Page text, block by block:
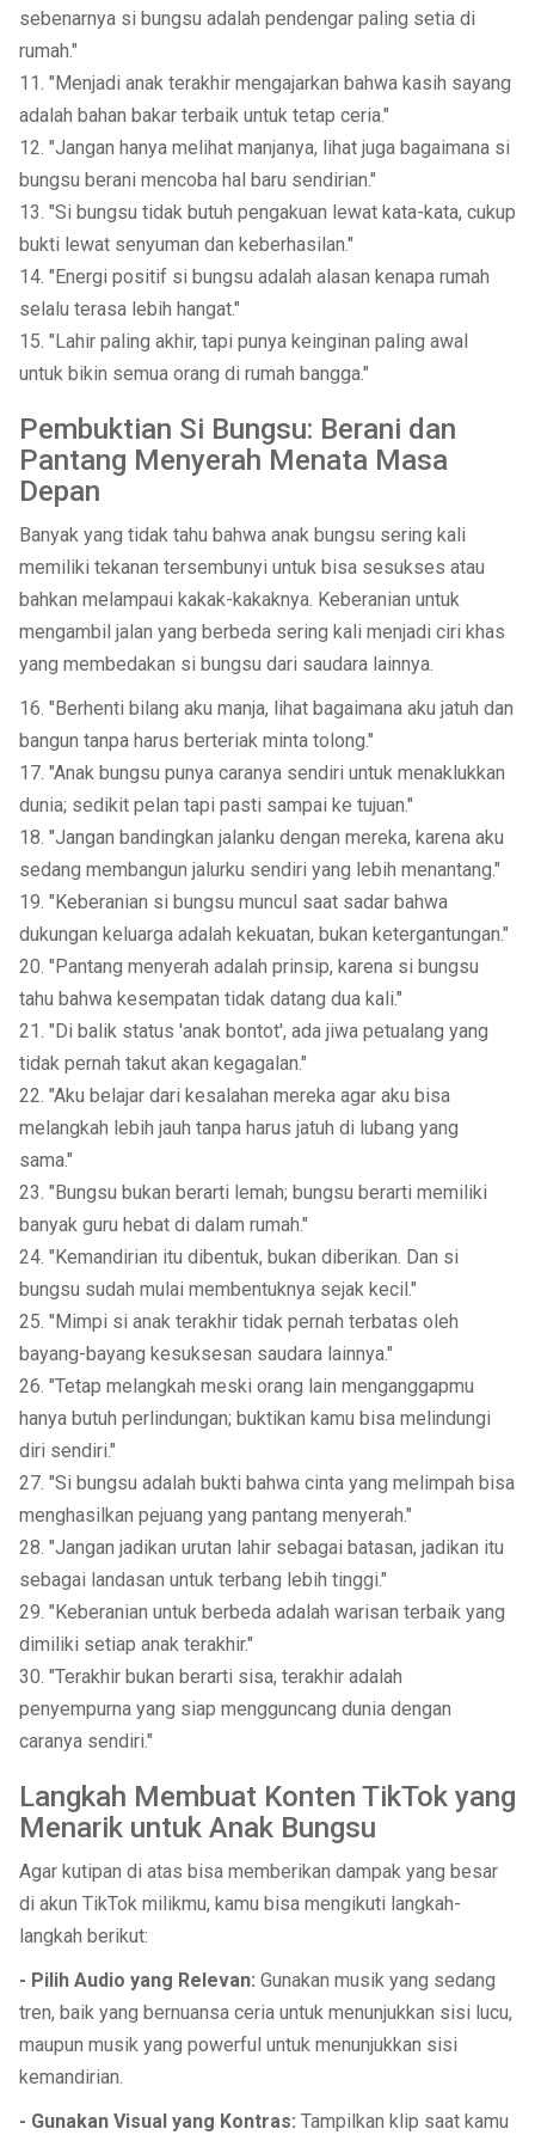
sebenarnya si bungsu adalah pendengar paling setia di
rumah."
11. "Menjadi anak terakhir mengajarkan bahwa kasih sayang
adalah bahan bakar terbaik untuk tetap ceria."
12. "Jangan hanya melihat manjanya, lihat juga bagaimana si
bungsu berani mencoba hal baru sendirian."
13. "Si bungsu tidak butuh pengakuan lewat kata-kata, cukup
bukti lewat senyuman dan keberhasilan."
14. "Energi positif si bungsu adalah alasan kenapa rumah
selalu terasa lebih hangat."
15. "Lahir paling akhir, tapi punya keinginan paling awal
untuk bikin semua orang di rumah bangga."
Pembuktian Si Bungsu: Berani dan
Pantang Menyerah Menata Masa
Depan
Banyak yang tidak tahu bahwa anak bungsu sering kali
memiliki tekanan tersembunyi untuk bisa sesukses atau
bahkan melampaui kakak-kakaknya. Keberanian untuk
mengambil jalan yang berbeda sering kali menjadi ciri khas
yang membedakan si bungsu dari saudara lainnya.
16. "Berhenti bilang aku manja, lihat bagaimana aku jatuh dan
bangun tanpa harus berteriak minta tolong."
17. "Anak bungsu punya caranya sendiri untuk menaklukkan
dunia; sedikit pelan tapi pasti sampai ke tujuan."
18. "Jangan bandingkan jalanku dengan mereka, karena aku
sedang membangun jalurku sendiri yang lebih menantang."
19. "Keberanian si bungsu muncul saat sadar bahwa
dukungan keluarga adalah kekuatan, bukan ketergantungan."
20. "Pantang menyerah adalah prinsip, karena si bungsu
tahu bahwa kesempatan tidak datang dua kali."
21. "Di balik status 'anak bontot', ada jiwa petualang yang
tidak pernah takut akan kegagalan."
22. "Aku belajar dari kesalahan mereka agar aku bisa
melangkah lebih jauh tanpa harus jatuh di lubang yang
sama."
23. "Bungsu bukan berarti lemah; bungsu berarti memiliki
banyak guru hebat di dalam rumah."
24. "Kemandirian itu dibentuk, bukan diberikan. Dan si
bungsu sudah mulai membentuknya sejak kecil."
25. "Mimpi si anak terakhir tidak pernah terbatas oleh
bayang-bayang kesuksesan saudara lainnya."
26. "Tetap melangkah meski orang lain menganggapmu
hanya butuh perlindungan; buktikan kamu bisa melindungi
diri sendiri."
27. "Si bungsu adalah bukti bahwa cinta yang melimpah bisa
menghasilkan pejuang yang pantang menyerah."
28. "Jangan jadikan urutan lahir sebagai batasan, jadikan itu
sebagai landasan untuk terbang lebih tinggi."
29. "Keberanian untuk berbeda adalah warisan terbaik yang
dimiliki setiap anak terakhir."
30. "Terakhir bukan berarti sisa, terakhir adalah
penyempurna yang siap mengguncang dunia dengan
caranya sendiri."
Langkah Membuat Konten TikTok yang
Menarik untuk Anak Bungsu
Agar kutipan di atas bisa memberikan dampak yang besar
di akun TikTok milikmu, kamu bisa mengikuti langkah-
langkah berikut:
- Pilih Audio yang Relevan: Gunakan musik yang sedang
tren, baik yang bernuansa ceria untuk menunjukkan sisi lucu,
maupun musik yang powerful untuk menunjukkan sisi
kemandirian.
- Gunakan Visual yang Kontras: Tampilkan klip saat kamu